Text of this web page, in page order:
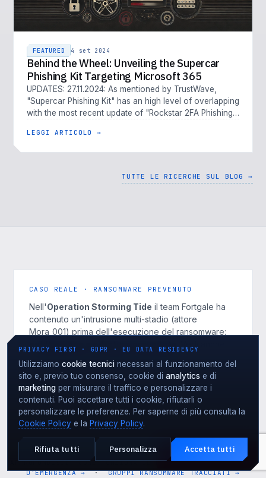
FEATURED 4 set 2024
Behind the Wheel: Unveiling the Supercar
Phishing Kit Targeting Microsoft 365
UPDATES: 27.11.2024: As mentioned by TrustWave,
"Supercar Phishing Kit" has an high level of overlapping
with the most recent update of "Rockstar 2FA Phishing-
LEGGI ARTICOLO →
TUTTE LE RICERCHE SUL BLOG →
CASO REALE · RANSOMWARE PREVENUTO
Nell'Operation Storming Tide il team Fortgale ha
contenuto un'intrusione multi-stadio (attore
Mora_001) prima dell'esecuzione del ransomware:
Leggi l'analisi →
APPROFONDISCI: COME FUNZIONA IL RANSOMWARE →·GUIDA
D'EMERGENZA →·GRUPPI RANSOMWARE TRACCIATI →
Attacco in corso?
EMERGENZA · 24·7
PRIVACY FIRST · GDPR · EU DATA RESIDENCY
Utilizziamo cookie tecnici necessari al funzionamento del
sito e, previo tuo consenso, cookie di analytics e di
marketing per misurare il traffico e personalizzare i
contenuti. Puoi accettare tutti i cookie, rifiutarli o
personalizzare le preferenze. Per saperne di più consulta la
Cookie Policy e la Privacy Policy.
Rifiuta tutti Personalizza Accetta tutti